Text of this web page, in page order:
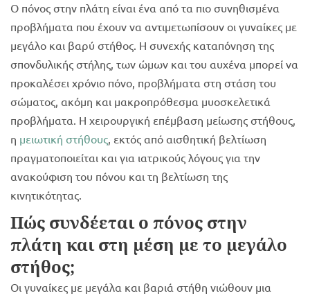
Ο πόνος στην πλάτη είναι ένα από τα πιο συνηθισμένα
προβλήματα που έχουν να αντιμετωπίσουν οι γυναίκες με
μεγάλο και βαρύ στήθος. Η συνεχής καταπόνηση της
σπονδυλικής στήλης, των ώμων και του αυχένα μπορεί να
προκαλέσει χρόνιο πόνο, προβλήματα στη στάση του
σώματος, ακόμη και μακροπρόθεσμα μυοσκελετικά
προβλήματα. Η χειρουργική επέμβαση μείωσης στήθους,
η μειωτική στήθους, εκτός από αισθητική βελτίωση
πραγματοποιείται και για ιατρικούς λόγους για την
ανακούφιση του πόνου και τη βελτίωση της
κινητικότητας.
Πώς συνδέεται ο πόνος στην
πλάτη και στη μέση με το μεγάλο
στήθος;
Οι γυναίκες με μεγάλα και βαριά στήθη νιώθουν μια